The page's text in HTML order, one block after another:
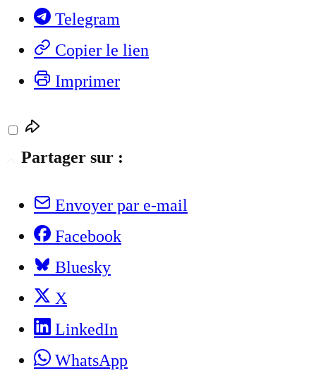
Telegram
Copier le lien
Imprimer
Partager sur :
Envoyer par e-mail
Facebook
Bluesky
X
LinkedIn
WhatsApp